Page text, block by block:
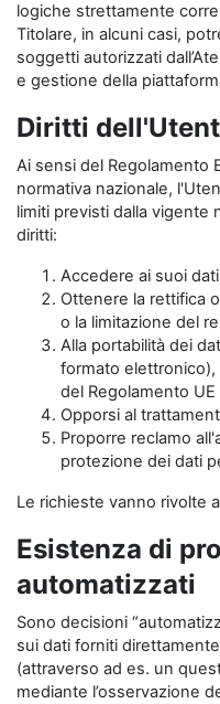
logiche strettamente
Titolare, in alcuni casi,
soggetti autorizzati
e gestione della
Diritti
Ai sensi del Regolamento
normativa nazionale,
limiti previsti dalla vigente
diritti:
Accedere ai suoi
Ottenere la rettifica
o la limitazione del
Alla portabilità dei
formato elettronico),
del Regolamento
Opporsi al
Proporre reclamo
protezione dei dati
Le richieste vanno rivolte
Esistenza di
automatizzati
Sono decisioni
sui dati forniti
(attraverso ad es. un
mediante l’osservazione